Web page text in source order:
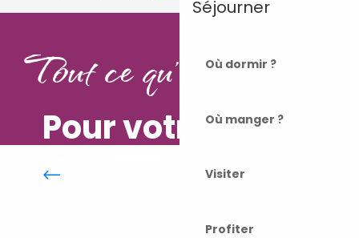
Séjourner
Où dormir ?
Où manger ?
Visiter
Profiter
Tout ce qu'il vous faut
Pour votre séjour
Autour de l’eau